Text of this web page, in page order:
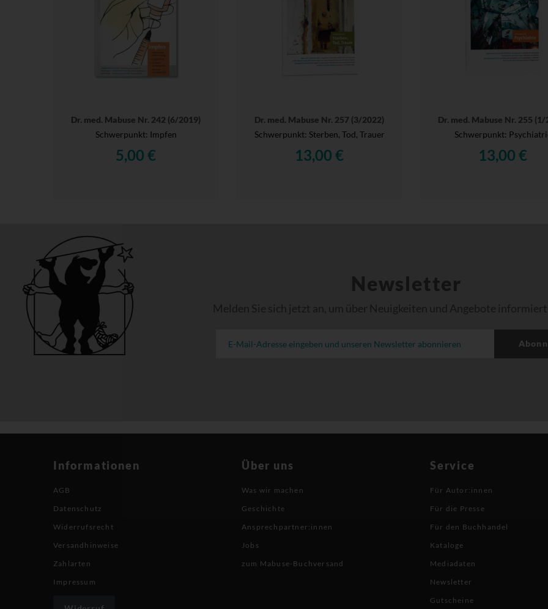
Dr. med. Mabuse Nr. 242 (6/2019)
Schwerpunkt: Impfen
5,00 €
Dr. med. Mabuse Nr. 257 (3/2022)
Schwerpunkt: Sterben, Tod, Trauer
13,00 €
Dr. med. Mabuse Nr. 255 (1/
Schwerpunkt:
13,00 €
Newsletter
Melden Sie sich jetzt an, um über Neuigkeiten und Angebote
Informationen
AGB
Datenschutz
Widerrufsrecht
Versandhinweise
Zahlarten
Impressum
Über uns
Was wir machen
Geschichte
Ansprechpartner:innen
Jobs
zum Mabuse-Buchversand
Service
Für Autor:innen
Für die Presse
Für den Buchhandel
Kataloge
Mediadaten
Newsletter
Gutscheine